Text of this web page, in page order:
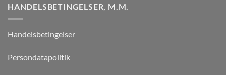
HANDELSBETINGELSER, M.M.
Handelsbetingelser
Persondatapolitik